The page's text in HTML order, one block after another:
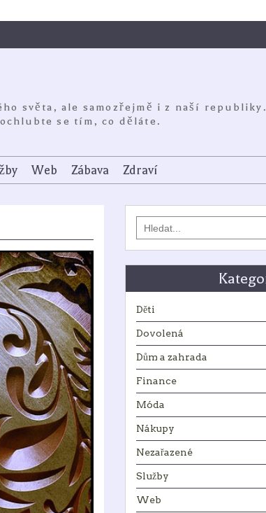
světa, ale samozřejmě i z naší
se tím, co děláte.
Web Zábava Zdraví
for:
Děti
Dovolená
Dům a zahrada
Finance
Móda
Nákupy
Nezařazené
Služby
Web